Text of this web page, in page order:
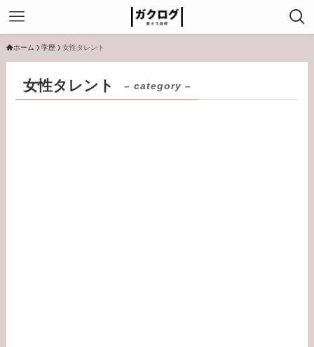
ホーム 学歴 女性タレント
女性タレント – category –